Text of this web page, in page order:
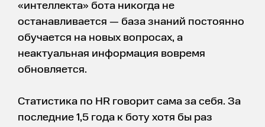
«интеллекта» бота никогда не
останавливается — база знаний постоянно
обучается на новых вопросах, а
неактуальная информация вовремя
обновляется.
Статистика по HR говорит сама за себя. За
последние 1,5 года к боту хотя бы раз